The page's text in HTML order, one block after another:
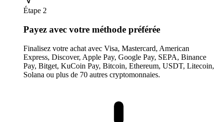
Étape 2
Payez avec votre méthode préférée
Finalisez votre achat avec Visa, Mastercard, American
Express, Discover, Apple Pay, Google Pay, SEPA, Binance
Pay, Bitget, KuCoin Pay, Bitcoin, Ethereum, USDT, Litecoin,
Solana ou plus de 70 autres cryptomonnaies.